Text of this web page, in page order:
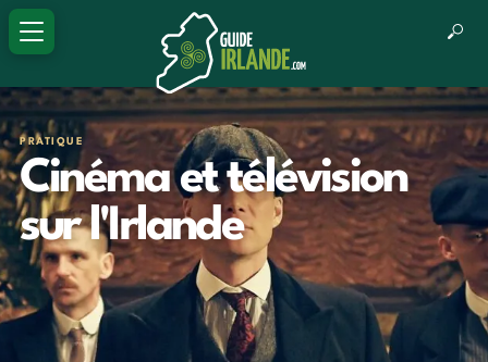
PRATIQUE
Cinéma et télévision
sur l'Irlande